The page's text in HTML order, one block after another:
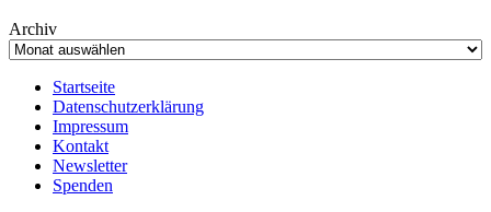
Archiv
Startseite
Datenschutzerklärung
Impressum
Kontakt
Newsletter
Spenden